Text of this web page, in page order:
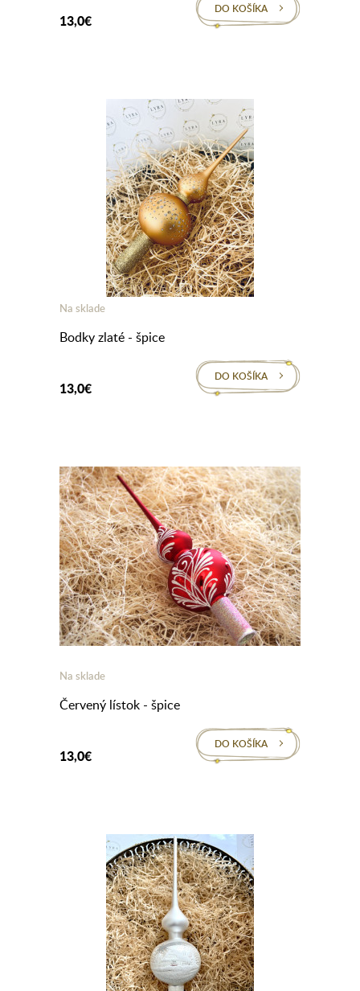
13,0€
DO KOŠÍKA
Na sklade
Bodky zlaté - špice
13,0€
DO KOŠÍKA
Na sklade
Červený lístok - špice
13,0€
DO KOŠÍKA